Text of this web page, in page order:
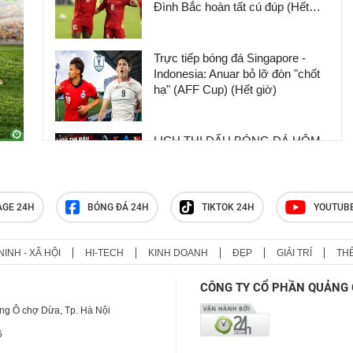
Đình Bắc hoàn tất cú đúp (Hết
Trực tiếp bóng đá Singapore -
Indonesia: Anuar bỏ lỡ đòn "chốt
hạ" (AFF Cup) (Hết giờ)
LỊCH THI ĐẤU BÓNG ĐÁ HÔM
Lịch thi đấu ASEAN Cup 2026
(AFF Cup) mới nhất, lịch thi đấu
đội tuyển Việt Nam
24H BÓNG ĐÁ 24H TIKTOK 24H
- XÃ HỘI HI-TECH KINH DOANH ĐẸP GIẢI TRÍ
Ô chợ Dừa, Tp. Hà Nội
CÔNG TY CỔ PHẦN